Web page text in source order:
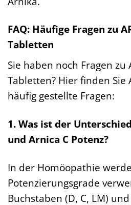
FAQ: Häufige Fragen zu
Tabletten
Sie haben noch Fragen zu
Tabletten? Hier finden
häufig gestellte Fragen:
1. Was ist der
und Arnica C Potenz?
In der Homöopathie
Potenzierungsgrade
Buchstaben (D, C, LM)